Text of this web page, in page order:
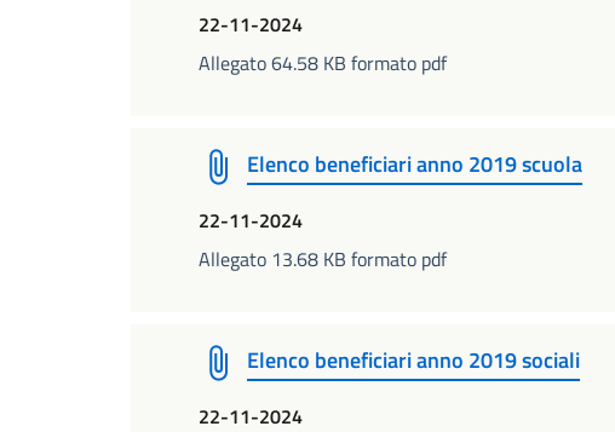
22-11-2024
Allegato 64.58 KB formato pdf
Elenco beneficiari anno 2019 scuola
22-11-2024
Allegato 13.68 KB formato pdf
Elenco beneficiari anno 2019 sociali
22-11-2024